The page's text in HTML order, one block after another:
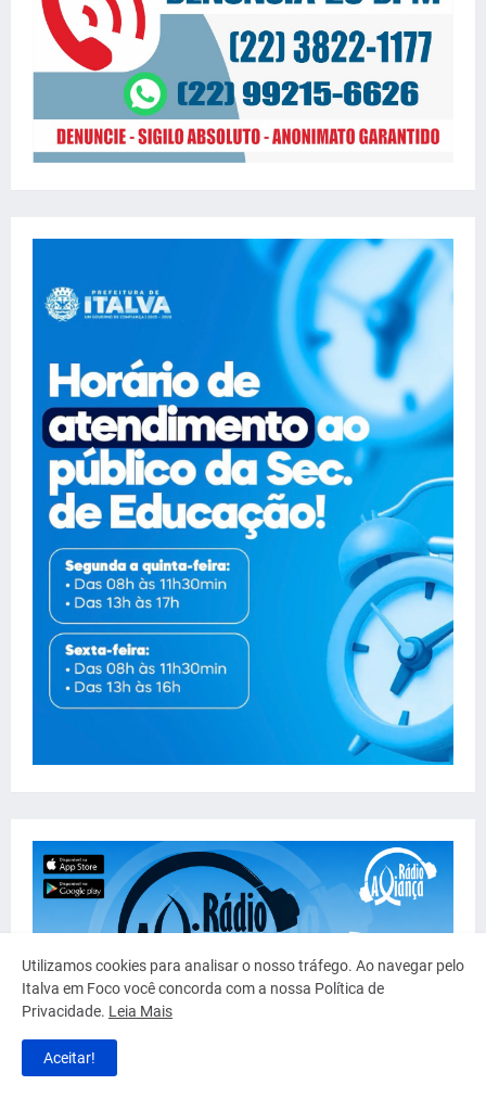
Utilizamos cookies para analisar o nosso tráfego. Ao navegar pelo
Italva em Foco você concorda com a nossa Política de
Privacidade. Leia Mais
Aceitar!